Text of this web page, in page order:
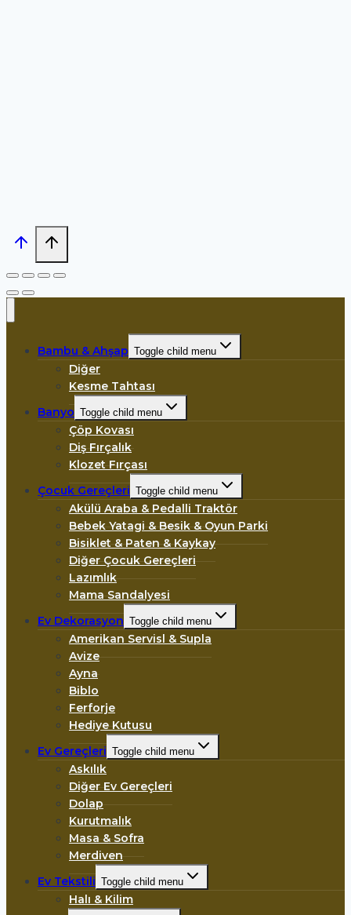
Bambu & Ahşap Toggle child menu
Diğer
Kesme Tahtası
Banyo Toggle child menu
Çöp Kovası
Diş Fırçalık
Klozet Fırçası
Çocuk Gereçleri Toggle child menu
Akülü Araba & Pedalli Traktör
Bebek Yatagi & Besik & Oyun Parki
Bisiklet & Paten & Kaykay
Diğer Çocuk Gereçleri
Lazımlık
Mama Sandalyesi
Ev Dekorasyon Toggle child menu
Amerikan Servisl & Supla
Avize
Ayna
Biblo
Ferforje
Hediye Kutusu
Ev Gereçleri Toggle child menu
Askılık
Diğer Ev Gereçleri
Dolap
Kurutmalık
Masa & Sofra
Merdiven
Ev Tekstili Toggle child menu
Halı & Kilim